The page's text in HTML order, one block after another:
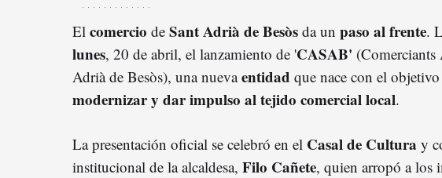
El comercio de Sant Adrià de Besòs da un paso al frente.
lunes, 20 de abril, el lanzamiento de 'CASAB' (Comerciants
Adrià de Besòs), una nuevaentidad que nace con el
modernizar y dar impulso al tejido comercial local.
La presentación oficial se celebró en el Casal de Cultura y
institucional de la alcaldesa, Filo Cañete, quien arropó a los